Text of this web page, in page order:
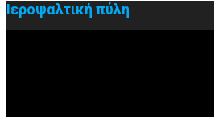
Ιεροψαλτική πύλη